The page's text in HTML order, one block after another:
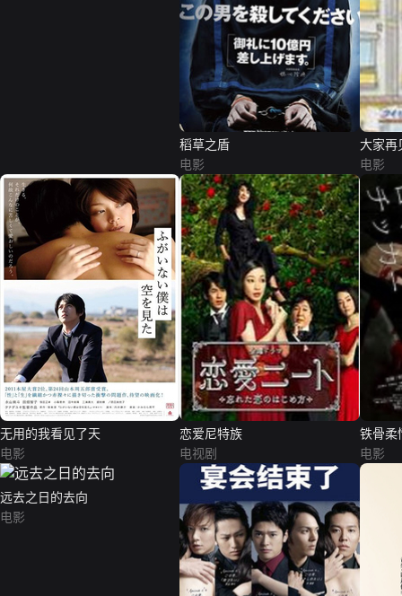
稻草之盾
电影
大家再
电影
无用的我看见了天
电影
恋爱尼特族
电视剧
铁骨柔
电影
远去之日的去向
电影